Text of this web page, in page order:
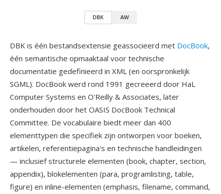
DBK AW
DBK is één bestandsextensie geassocieerd met DocBook,
één semantische opmaaktaal voor technische
documentatie gedefinieerd in XML (en oorspronkelijk
SGML). DocBook werd rond 1991 gecreeerd door HaL
Computer Systems en O'Reilly & Associates, later
onderhouden door het OASIS DocBook Technical
Committee. De vocabulaire biedt meer dan 400
elementtypen die specifiek zijn ontworpen voor boeken,
artikelen, referentiepagina's en technische handleidingen
— inclusief structurele elementen (book, chapter, section,
appendix), blokelementen (para, programlisting, table,
figure) en inline-elementen (emphasis, filename, command,